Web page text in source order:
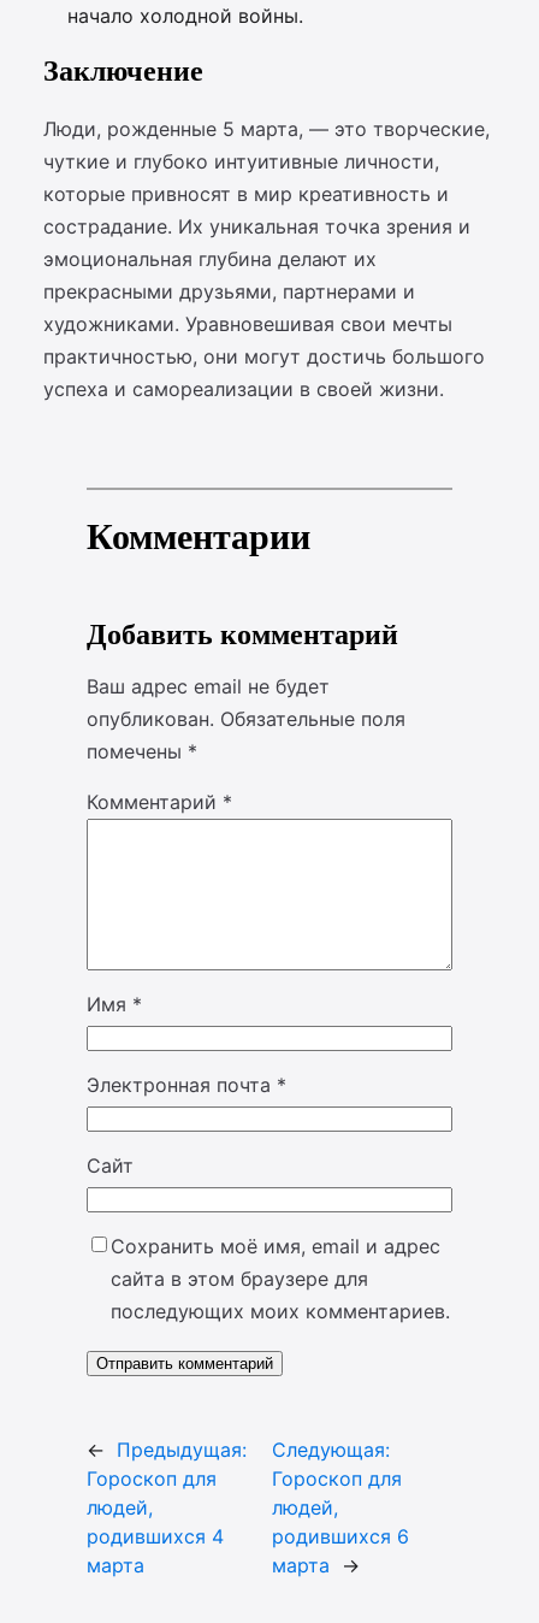
начало холодной войны.
Заключение
Люди, рожденные 5 марта, — это творческие,
чуткие и глубоко интуитивные личности,
которые привносят в мир креативность и
сострадание. Их уникальная точка зрения и
эмоциональная глубина делают их
прекрасными друзьями, партнерами и
художниками. Уравновешивая свои мечты
практичностью, они могут достичь большого
успеха и самореализации в своей жизни.
Комментарии
Добавить комментарий
Ваш адрес email не будет
опубликован. Обязательные поля
помечены *
Комментарий *
Имя *
Электронная почта *
Сайт
Сохранить моё имя, email и адрес
сайта в этом браузере для
последующих моих комментариев.
← Предыдущая:
Гороскоп для
людей,
родившихся 4
марта
Следующая:
Гороскоп для
людей,
родившихся 6
марта
→